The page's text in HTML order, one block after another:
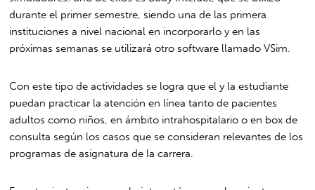
durante el primer semestre, siendo una de las primera
instituciones a nivel nacional en incorporarlo y en las
próximas semanas se utilizará otro software llamado VSim.
Con este tipo de actividades se logra que el y la estudiante
puedan practicar la atención en línea tanto de pacientes
adultos como niños, en ámbito intrahospitalario o en box de
consulta según los casos que se consideran relevantes de los
programas de asignatura de la carrera.